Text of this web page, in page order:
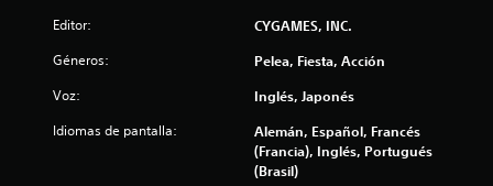
1
Editor: CYGAMES, INC.
Géneros: Pelea, Fiesta, Acción
Voz: Inglés, Japonés
Idiomas de pantalla:
Alemán, Español, Francés
(Francia), Inglés, Portugués
(Brasil)